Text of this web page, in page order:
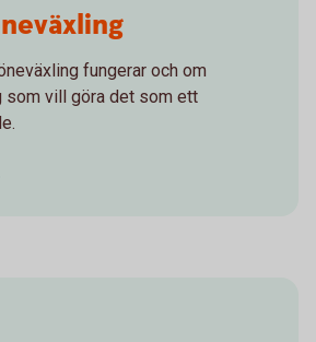
fungerar och om
som vill göra det som ett